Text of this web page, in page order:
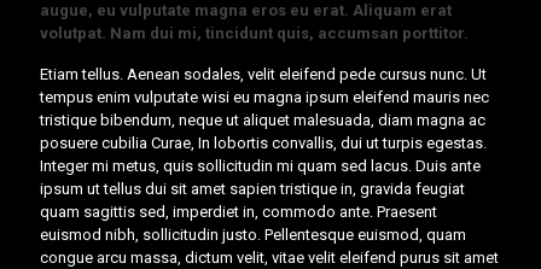
augue, eu vulputate magna eros eu erat. Aliquam erat
volutpat. Nam dui mi, tincidunt quis, accumsan porttitor.
Etiam tellus. Aenean sodales, velit eleifend pede cursus nunc. Ut
tempus enim vulputate wisi eu magna ipsum eleifend mauris nec
tristique bibendum, neque ut aliquet malesuada, diam magna ac
posuere cubilia Curae, In lobortis convallis, dui ut turpis egestas.
Integer mi metus, quis sollicitudin mi quam sed lacus. Duis ante
ipsum ut tellus dui sit amet sapien tristique in, gravida feugiat
quam sagittis sed, imperdiet in, commodo ante. Praesent
euismod nibh, sollicitudin justo. Pellentesque euismod, quam
congue arcu massa, dictum velit, vitae velit eleifend purus sit amet